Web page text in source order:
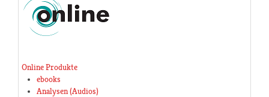
Online Produkte
ebooks
Analysen (Audios)